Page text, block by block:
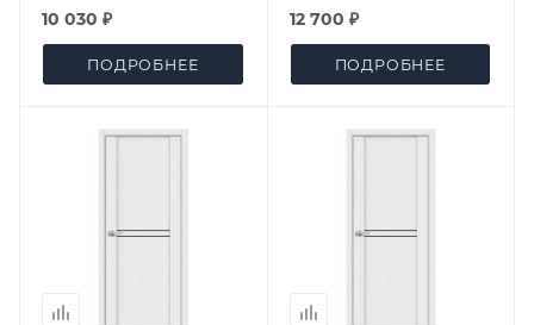
10 030 ₽
ПОДРОБНЕЕ
12 700 ₽
ПОДРОБНЕЕ